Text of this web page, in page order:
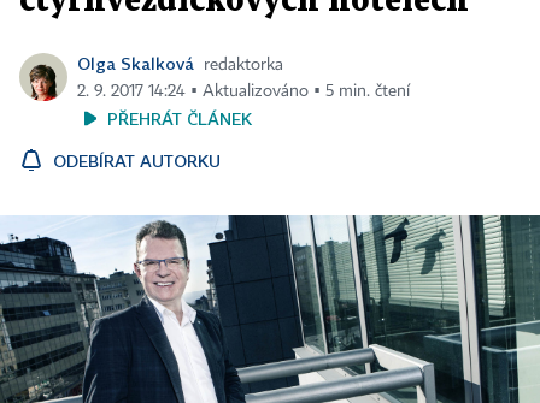
Olga Skalková
redaktorka
2. 9. 2017 14:24 ▪ Aktualizováno ▪ 5 min. čtení
PŘEHRÁT ČLÁNEK
ODEBÍRAT AUTORKU